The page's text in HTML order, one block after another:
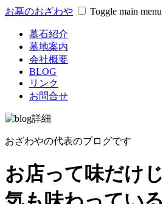
お墓のおざわや Toggle main
墓石紹介
墓地案内
会社概要
BLOG
リンク
お問合せ
おざわやの代表のブログです
お店って味だけ